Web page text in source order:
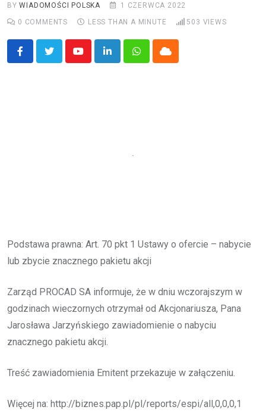
BYWIADOMOŚCI POLSKA
1 CZERWCA 2022
0 COMMENTS LESS THAN A MINUTE 503 VIEWS
YoutubeLinkedInWhatsappCloud
Podstawa prawna: Art. 70 pkt 1 Ustawy o ofercie – nabycie
lub zbycie znacznego pakietu akcji
Zarząd PROCAD SA informuje, że w dniu wczorajszym w
godzinach wieczornych otrzymał od Akcjonariusza, Pana
Jarosława Jarzyńskiego zawiadomienie o nabyciu
znacznego pakietu akcji.
Treść zawiadomienia Emitent przekazuje w załączeniu.
Więcej na: http://biznes.pap.pl/pl/reports/espi/all,0,0,0,1